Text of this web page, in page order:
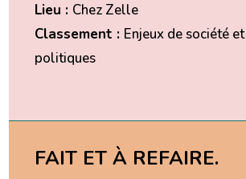
Lieu : Chez Zelle
Classement : Enjeux de société
politiques
FAIT ET À REFAIRE.